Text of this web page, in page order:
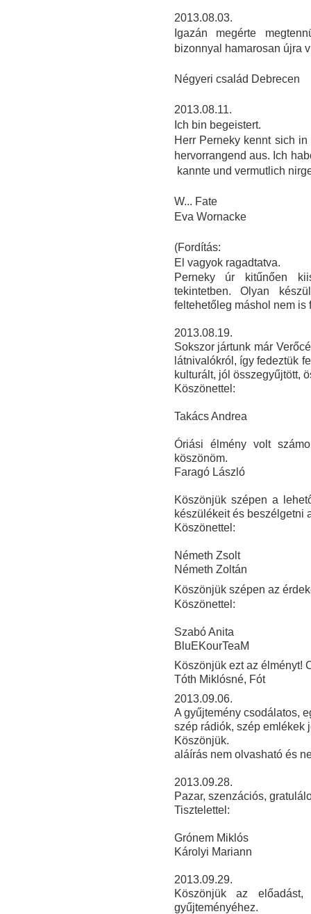
2013.08.03.
Igazán megérte
bizonnyal hamarosan újra
Négyeri család Debrecen
2013.08.11.
Ich bin begeistert.
Herr Perneky kennt sich
hervorrangend aus. Ich
kannte und vermutlich
W... Fate
Eva Wornacke
(Fordítás:
El vagyok ragadtatva.
Perneky úr kitűnően
tekintetben. O lyan
feltehetőleg máshol nem is
2013.08.19.
Sokszor jártunk már
látnivalókról, így fedeztük
kulturált, jól összegyűjtött,
Köszönettel:
Takács Andrea
Óriási élmény volt
köszönöm.
Faragó László
Köszönjük szépen a
készülékeit és beszélgetni
Köszönettel:
Németh Zsolt
Németh Zoltán
Köszönjük szépen az
Köszönettel:
Szabó Anita
BluEKourTeaM
Köszönjük ezt az élményt!
Tóth Miklósné, Fót
2013.09.06.
A gyűjtemény csodálatos,
szép rádiók, szép emlékek
Köszönjük.
aláírás nem olvasható és
2013.09.28.
Pazar, szenzációs,
Tisztelettel:
Grónem Miklós
Károlyi Mariann
2013.09.29.
Köszönjük az
gyűjteményéhez.